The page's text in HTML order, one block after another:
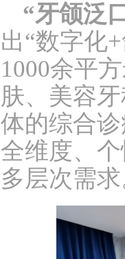
“牙颌泛
出“数字化
1000余平
肤、美容
体的综合
全维度、
多层次需求